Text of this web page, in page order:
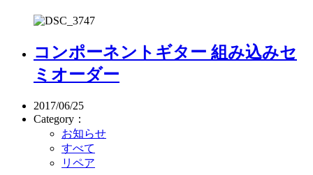
コンポーネントギター 組み込みセ
ミオーダー
2017/06/25
Category：
お知らせ
すべて
リペア